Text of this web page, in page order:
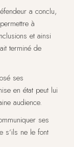
a conclu,
à
et ainsi
terminé de
ses
en état peut lui
audience.
ses
s’ils ne le font